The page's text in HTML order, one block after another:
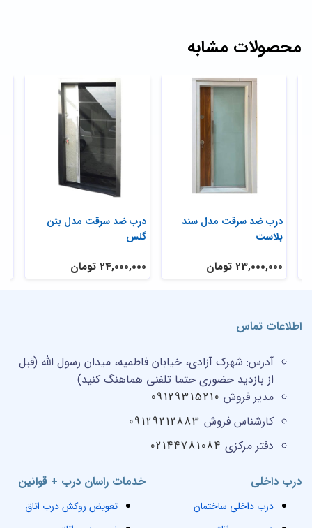
محصولات مشابه
درب ضد سرقت مدل بتن
گلس
24,000,000 تومان
درب ضد سرقت مدل سند
بلاست
23,000,000 تومان
خدمات راسان درب + قوانین
تعویض روکش درب اتاق
درب داخلی
درب داخلی ساختمان
اطلاعات تماس
آدرس: شهرک آزادی، خیابان فاطمیه، میدان رسول الله (قبل
از بازدید حضوری حتما تلفنی هماهنگ کنید)
مدیر فروش 09129315210
کارشناس فروش 09129212883
دفتر مرکزی 02144781084